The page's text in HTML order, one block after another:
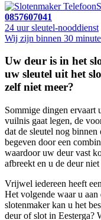
0857607041
24 uur sleutel-nooddienst
Wij zijn binnen 30
Uw deur is in het
uw sleutel uit het
zelf niet meer?
Sommige dingen ervaart
vuilnis gaat legen, de
dat de sleutel nog
begeven door een
waardoor uw deur vast
afbreekt en u de deur
Vrijwel iedereen heeft
Het volgende waar u aan
slotenmaker kan u het
deur of slot in Eesterga?